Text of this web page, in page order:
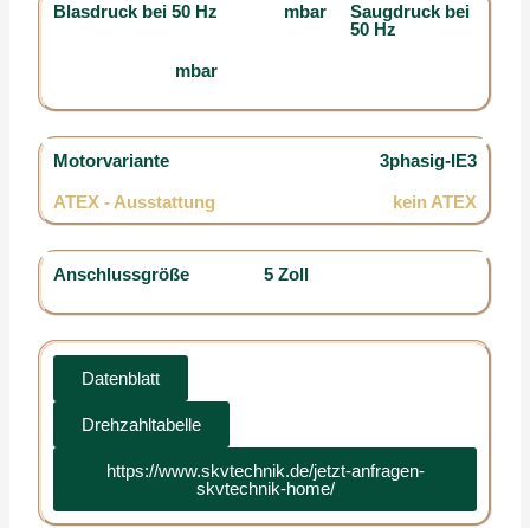
Blasdruck bei 50 Hz mbar
Saugdruck bei
50 Hz
mbar
Motorvariante 3phasig-IE3
ATEX - Ausstattung kein ATEX
Anschlussgröße 5 Zoll
Datenblatt
Drehzahltabelle
https://www.skvtechnik.de/jetzt-anfragen-
skvtechnik-home/